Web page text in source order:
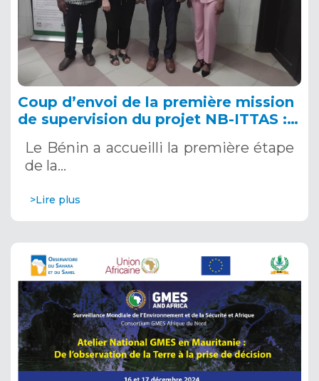
Coup d’envoi de la première mission
de supervision du projet NB-ITTAS :
2024
Le Bénin a accueilli la première étape
de la…
>Lire plus